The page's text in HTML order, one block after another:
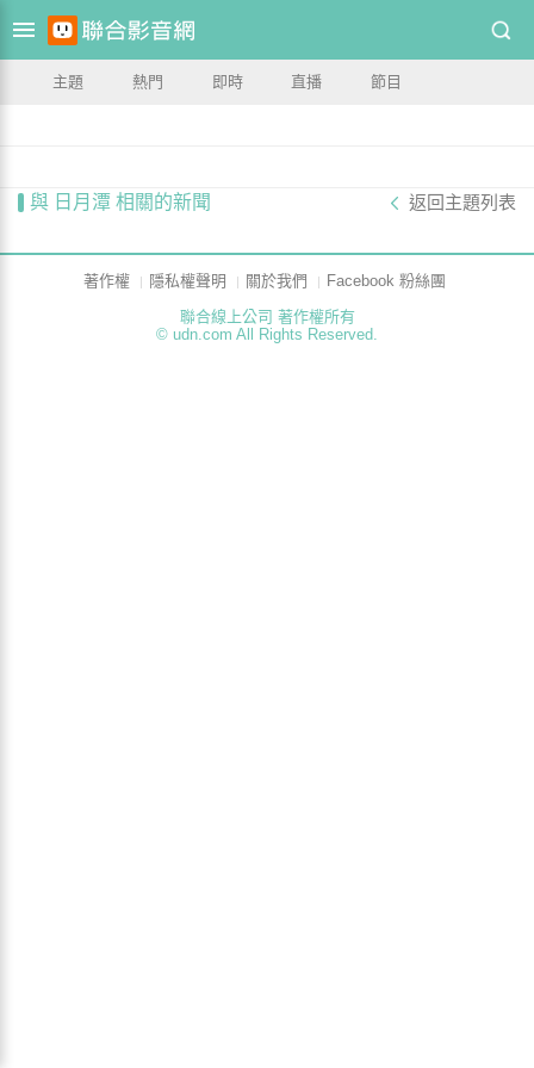
主題 熱門 即時 直播 節目
與 日月潭 相關的新聞 返回主題列表
著作權 隱私權聲明 關於我們
Facebook 粉絲團
聯合線上公司 著作權所有
© udn.com All Rights Reserved.